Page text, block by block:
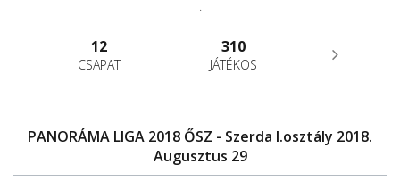
.
12
CSAPAT
310
JÁTÉKOS
PANORÁMA LIGA 2018 ŐSZ - Szerda I.osztály 2018.
Augusztus 29